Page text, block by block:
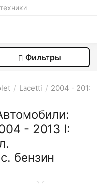
Фильтры
- 2013 I:
бензин
/ Lacetti / 2004 - 2013 I